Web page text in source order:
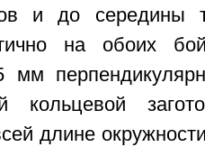
и до середины
на обоих
мм
кольцевой
длине